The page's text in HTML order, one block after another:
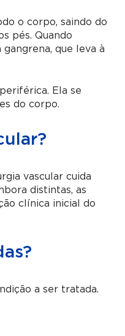
o corpo, saindo do
pés. Quando
que leva à
Ela se
do corpo.
vascular cuida
distintas, as
clínica inicial do
a ser tratada.